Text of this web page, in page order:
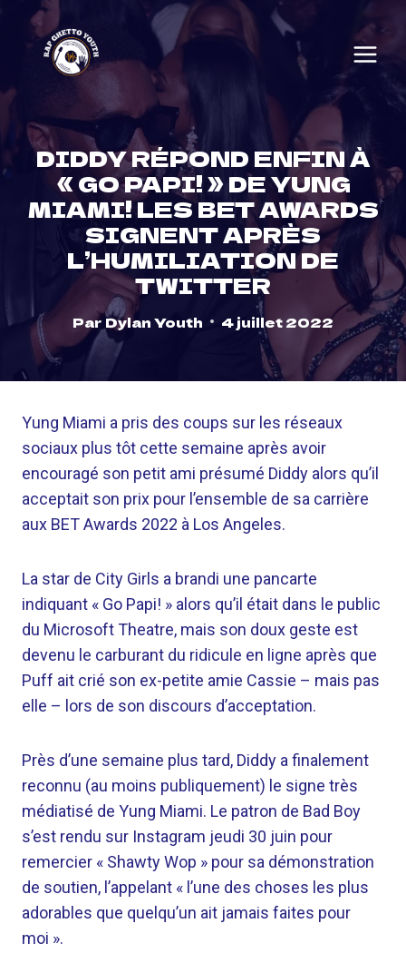
content
DIDDY RÉPOND ENFIN À
« GO PAPI! » DE YUNG
MIAMI! LES BET AWARDS
SIGNENT APRÈS
L’HUMILIATION DE
TWITTER
ParDylan Youth 4 juillet 2022
Yung Miami a pris des coups sur les réseaux
sociaux plus tôt cette semaine après avoir
encouragé son petit ami présumé Diddy alors qu’il
acceptait son prix pour l’ensemble de sa carrière
aux BET Awards 2022 à Los Angeles.
La star de City Girls a brandi une pancarte
indiquant « Go Papi! » alors qu’il était dans le public
du Microsoft Theatre, mais son doux geste est
devenu le carburant du ridicule en ligne après que
Puff ait crié son ex-petite amie Cassie – mais pas
elle – lors de son discours d’acceptation.
Près d’une semaine plus tard, Diddy a finalement
reconnu (au moins publiquement) le signe très
médiatisé de Yung Miami. Le patron de Bad Boy
s’est rendu sur Instagram jeudi 30 juin pour
remercier « Shawty Wop » pour sa démonstration
de soutien, l’appelant « l’une des choses les plus
adorables que quelqu’un ait jamais faites pour
moi ».